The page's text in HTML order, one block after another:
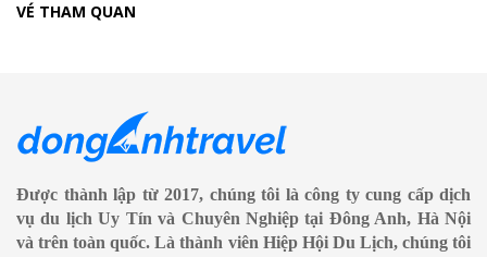
VÉ THAM QUAN
Được thành lập từ 2017, chúng tôi là công ty cung cấp dịch
vụ du lịch Uy Tín và Chuyên Nghiệp tại Đông Anh, Hà Nội
và trên toàn quốc. Là thành viên Hiệp Hội Du Lịch, chúng tôi